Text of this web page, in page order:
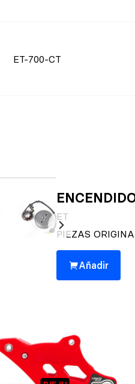
ET-700-CT
ET
PIEZAS
Añadir
También